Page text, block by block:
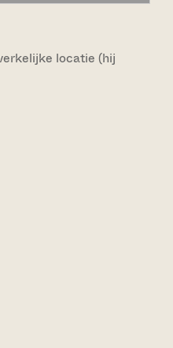
locatie (hij